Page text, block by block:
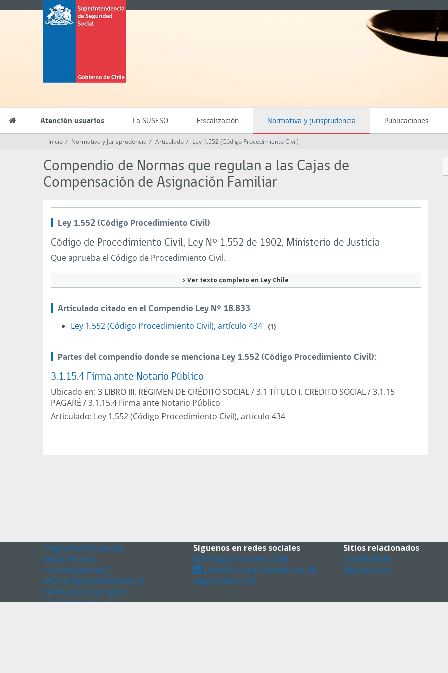
Superintendencia
de
Gobierno
de
Atención usuarios La SUSESO Fiscalización Normativa y jurisprudencia Publicaciones
Inicio Normativa y Jurisprudencia Articulado Ley 1.552 (Código Procedimiento Civil)
Compendio de Normas que regulan a las Cajas de
Compensación de Asignación Familiar
Ley 1.552 (Código Procedimiento Civil)
Código de Procedimiento Civil, Ley N° 1.552 de 1902, Ministerio de Justicia
Que aprueba el Código de Procedimiento Civil.
Ver texto completo en Ley Chile
Articulado citado en el Compendio Ley N° 18.833
Ley 1.552 (Código Procedimiento Civil), artículo 434
(1)
Partes del compendio donde se menciona Ley 1.552 (Código Procedimiento Civil):
3.1.15.4 Firma ante Notario Público
Ubicado en: 3 LIBRO III. RÉGIMEN DE CRÉDITO SOCIAL/3.1 TÍTULO I. CRÉDITO SOCIAL/3.1.15
PAGARÉ /3.1.15.4 Firma ante Notario Público
Articulado: Ley 1.552 (Código Procedimiento Civil), artículo 434
Preguntas frecuentes
Mapa del sitio
¿Dónde estamos?
oficinadepartes@suseso.cl
Verifica tu documento
Condiciones de uso
Síguenos en redes sociales
Instagram/susesochile
Linkedin/Superintendencia de
Seguridad Social
Sitios relacionados
Chileatiende
MiLicencia.cl